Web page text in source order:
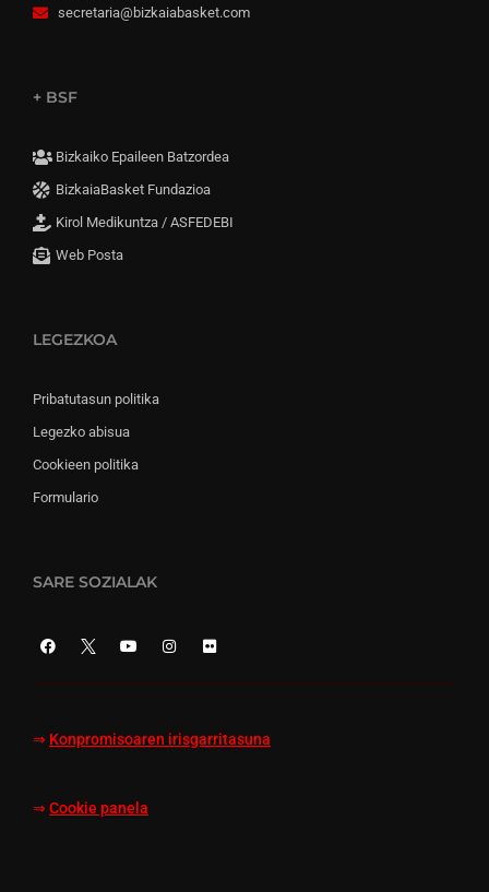
secretaria@bizkaiabasket.com
+ BSF
Bizkaiko Epaileen Batzordea
BizkaiaBasket Fundazioa
Kirol Medikuntza / ASFEDEBI
Web Posta
LEGEZKOA
Pribatutasun politika
Legezko abisua
Cookieen politika
Formulario
SARE SOZIALAK
⇒ Konpromisoaren irisgarritasuna
⇒ Cookie panela